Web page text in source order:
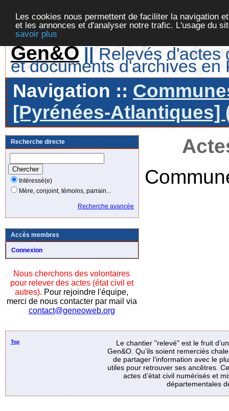
Les cookies nous permettent de faciliter la navigation
et les annonces et d'analyser notre trafic. L'usage du
savoir plus
Gen&O || Relevés d'actes
et documents d'archives en
Navigation ::
[Pyrénées-Atlantiques]
Recherche directe
Intéressé(e)
Mère, conjoint, témoins, parrain...
Recherche avancée
Accès membres
Connexion
Nous cherchons des volontaires
pour relever des actes (état civil et
autres). Pour rejoindre l'équipe,
merci de nous contacter par mail via
contact@geneoweb.org
Top
Le chantier "relevé" est le fruit
Gen&O. Qu’ils soient remerciés
de partager l’information avec le
utiles pour retrouver ses ancêtres.
actes d’état civil numérisés et
départementales